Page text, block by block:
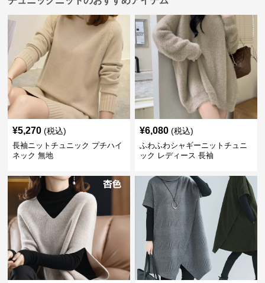
¥5,270 (税込)
長袖ニットチュニック プチハイ
ネック 無地
¥6,080 (税込)
ふわふわシャギーニットチュニ
ック レディース 長袖